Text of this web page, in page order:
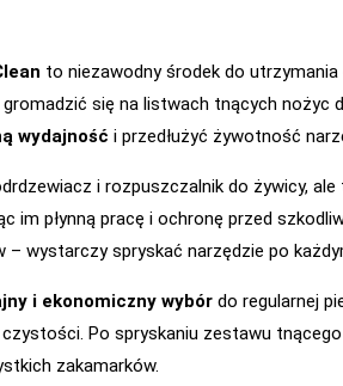
to niezawodny środek do
się na listwach tnących nożyc
wydajność i przedłużyć żywotność
i rozpuszczalnik do żywicy, ale
im płynną pracę i ochronę przed
wystarczy spryskać narzędzie po
i ekonomiczny wybór do regularnej
Po spryskaniu zestawu
zakamarków.